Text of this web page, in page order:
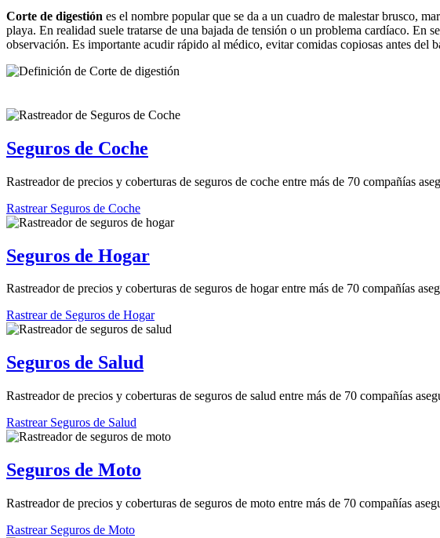
Corte de digestión es el nombre popular que se da a un cuadro de malestar brusco,
playa. En realidad suele tratarse de una bajada de tensión o un problema cardíaco. En
observación. Es importante acudir rápido al médico, evitar comidas copiosas antes del
Seguros de Coche
Rastreador de precios y coberturas de seguros de coche entre más de 70 compañías
Rastrear Seguros de Coche
Seguros de Hogar
Rastreador de precios y coberturas de seguros de hogar entre más de 70 compañías
Rastrear de Seguros de Hogar
Seguros de Salud
Rastreador de precios y coberturas de seguros de salud entre más de 70 compañías
Rastrear Seguros de Salud
Seguros de Moto
Rastreador de precios y coberturas de seguros de moto entre más de 70 compañías
Rastrear Seguros de Moto